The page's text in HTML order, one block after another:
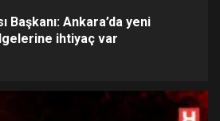
Başkanı: Ankara’da yeni
ihtiyaç var